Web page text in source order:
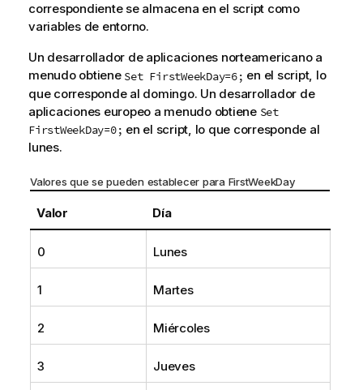
correspondiente se almacena en el script como
variables de entorno.
Un desarrollador de aplicaciones norteamericano a
menudo obtiene Set FirstWeekDay=6; en el script, lo
que corresponde al domingo. Un desarrollador de
aplicaciones europeo a menudo obtiene Set
FirstWeekDay=0; en el script, lo que corresponde al
lunes.
Valores que se pueden establecer para FirstWeekDay
Valor Día
0 Lunes
1 Martes
2 Miércoles
3 Jueves